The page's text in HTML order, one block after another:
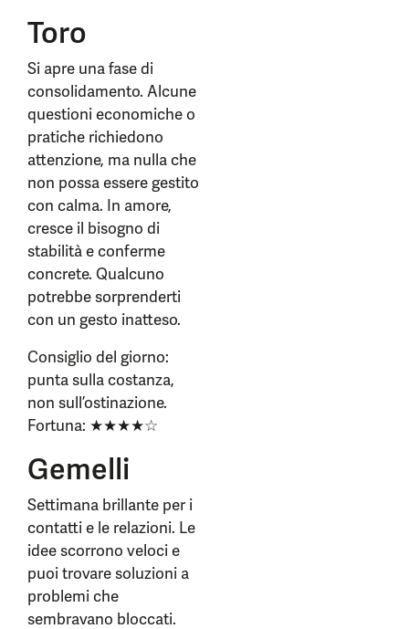
Toro
Si apre una fase di
consolidamento. Alcune
questioni economiche o
pratiche richiedono
attenzione, ma nulla che
non possa essere gestito
con calma. In amore,
cresce il bisogno di
stabilità e conferme
concrete. Qualcuno
potrebbe sorprenderti
con un gesto inatteso.
Consiglio del giorno:
punta sulla costanza,
non sull’ostinazione.
Fortuna: ★★★★☆
Gemelli
Settimana brillante per i
contatti e le relazioni. Le
idee scorrono veloci e
puoi trovare soluzioni a
problemi che
sembravano bloccati.